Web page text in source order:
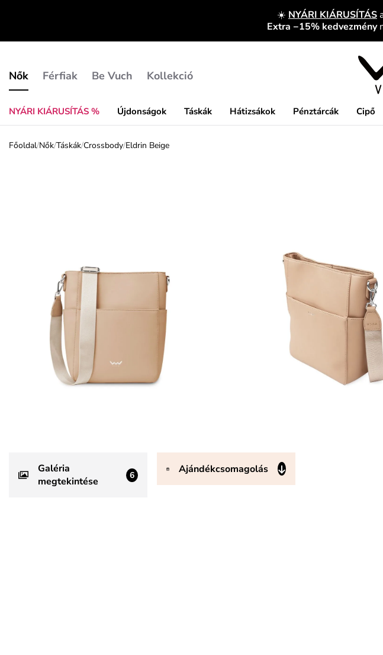
☀️ NYÁRI KIÁRUSÍTÁS
Extra −15% kedvezmény
Nők
NYÁRI KIÁRUSÍTÁS % Újdonságok Táskák Hátizsákok Pénztárcák Cipő
Férfiak Be Vuch Kollekció
Főoldal/Nők/Táskák/Crossbody/Eldrin Beige
Galéria
megtekintése
6 Ajándékcsomagolás